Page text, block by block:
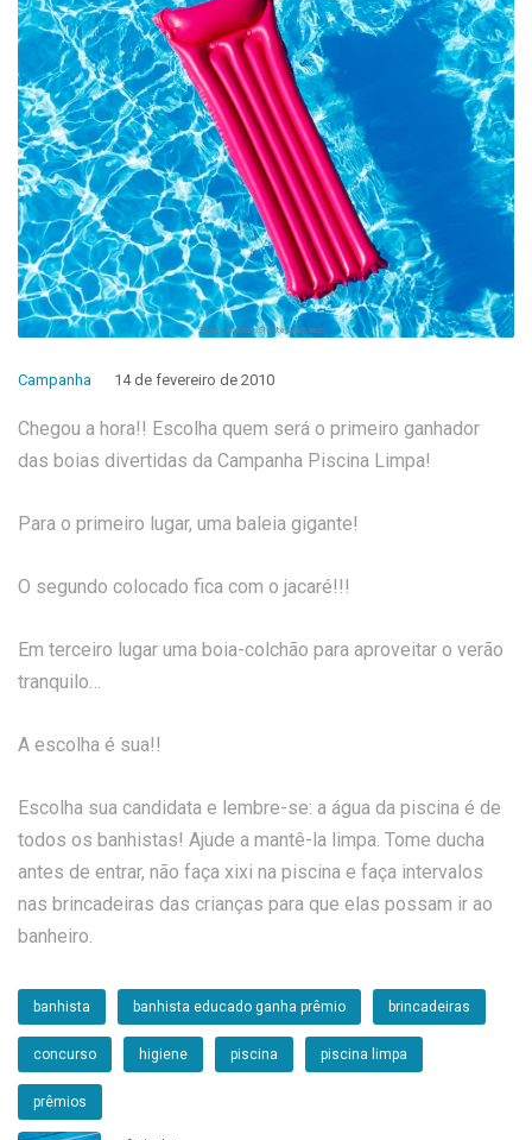
Campanha 14 de fevereiro de 2010
Chegou a hora!! Escolha quem será o primeiro ganhador
das boias divertidas da Campanha Piscina Limpa!
Para o primeiro lugar, uma baleia gigante!
O segundo colocado fica com o jacaré!!!
Em terceiro lugar uma boia-colchão para aproveitar o verão
tranquilo…
A escolha é sua!!
Escolha sua candidata e lembre-se: a água da piscina é de
todos os banhistas! Ajude a mantê-la limpa. Tome ducha
antes de entrar, não faça xixi na piscina e faça intervalos
nas brincadeiras das crianças para que elas possam ir ao
banheiro.
banhista banhista educado ganha prêmio brincadeiras
concurso higiene piscina piscina limpa
prêmios